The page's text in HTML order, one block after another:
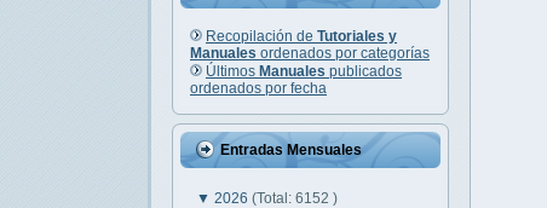
Recopilación de Tutoriales y
Manuales ordenados por categorías
Últimos Manuales publicados
ordenados por fecha
Entradas Mensuales
▼ 2026 (Total: 6152 )